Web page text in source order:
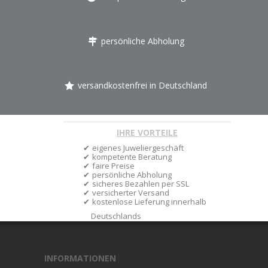
persönliche Abholung
versandkostenfrei in Deutschland
IHRE VORTEILE
eigenes Juweliergeschäft
kompetente Beratung
faire Preise
persönliche Abholung
sicheres Bezahlen per SSL
versicherter Versand
kostenlose Lieferung innerhalb
Deutschlands
INFORMATIONEN